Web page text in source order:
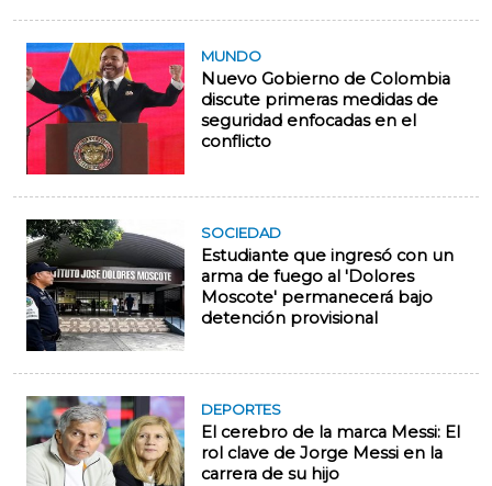
MUNDO
Nuevo Gobierno de Colombia
discute primeras medidas de
seguridad enfocadas en el
conflicto
SOCIEDAD
Estudiante que ingresó con un
arma de fuego al 'Dolores
Moscote' permanecerá bajo
detención provisional
DEPORTES
El cerebro de la marca Messi: El
rol clave de Jorge Messi en la
carrera de su hijo